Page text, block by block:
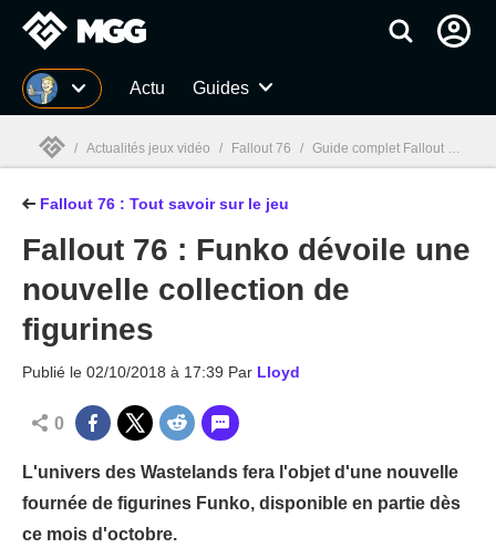
MGG Actu Guides
MGG
/ Actualités jeux vidéo / Fallout 76 / Guide complet Fallout 76 : Soluce, craft, armes, survie, astuces...
Fallout 76 : Tout savoir sur le jeu
Fallout 76 : Funko dévoile une
nouvelle collection de
figurines
Publié le 02/10/2018 à 17:39 Par Lloyd
0
L'univers des Wastelands fera l'objet d'une nouvelle
fournée de figurines Funko, disponible en partie dès
ce mois d'octobre.